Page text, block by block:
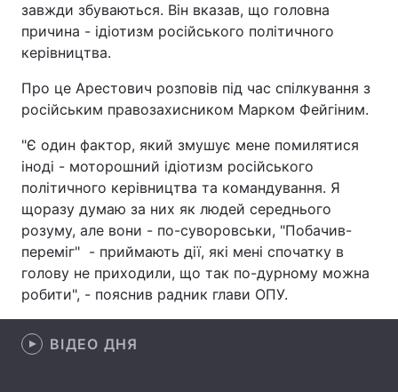
Економіка Світ
Техно і зв'язок Лайт
Зброя Інциденти
Здоров'я Туризм
Цікавинки Погода
Екологія
Лонгріди
Відео з Youtube
завжди збуваються. Він вказав, що головна
причина - ідіотизм російського політичного
керівництва.
Про це Арестович розповів під час спілкування з
російським правозахисником Марком Фейгіним.
"Є один фактор, який змушує мене помилятися
іноді - моторошний ідіотизм російського
політичного керівництва та командування. Я
щоразу думаю за них як людей середнього
розуму, але вони - по-суворовськи, "Побачив-
переміг" - приймають дії, які мені спочатку в
голову не приходили, що так по-дурному можна
робити", - пояснив радник глави ОПУ.
ВІДЕО ДНЯ